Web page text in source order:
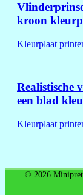
kroon
Kleurplaat
Realistische
een blad
Kleurplaat
© 2026